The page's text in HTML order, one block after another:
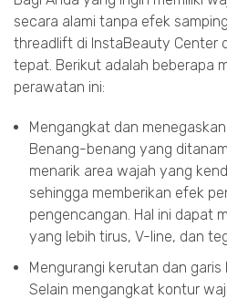
secara alami tanpa efek
threadlift di InstaBeauty Center
tepat. Berikut adalah beberapa
perawatan ini:
Mengangkat dan
Benang-benang yang
menarik area wajah yang
sehingga memberikan efek
pengencangan. Hal ini dapat
yang lebih tirus, V-line, dan
Mengurangi kerutan dan garis
Selain mengangkat kontur